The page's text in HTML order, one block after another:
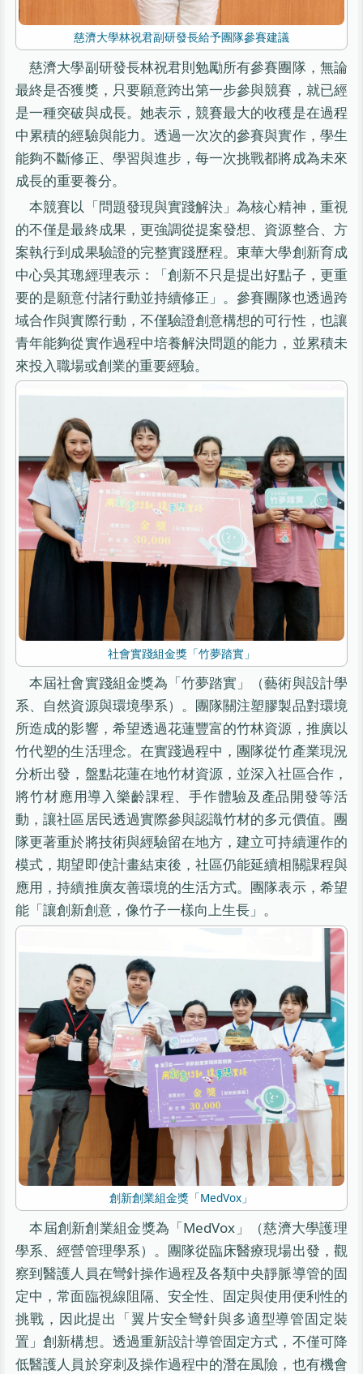
慈濟大學林祝君副研發長給予團隊參賽建議
慈濟大學副研發長林祝君則勉勵所有參賽團隊，無論
最終是否獲獎，只要願意跨出第一步參與競賽，就已經
是一種突破與成長。她表示，競賽最大的收穫是在過程
中累積的經驗與能力。透過一次次的參賽與實作，學生
能夠不斷修正、學習與進步，每一次挑戰都將成為未來
成長的重要養分。
本競賽以「問題發現與實踐解決」為核心精神，重視
的不僅是最終成果，更強調從提案發想、資源整合、方
案執行到成果驗證的完整實踐歷程。東華大學創新育成
中心吳其璁經理表示：「創新不只是提出好點子，更重
要的是願意付諸行動並持續修正」。參賽團隊也透過跨
域合作與實際行動，不僅驗證創意構想的可行性，也讓
青年能夠從實作過程中培養解決問題的能力，並累積未
來投入職場或創業的重要經驗。
社會實踐組金獎「竹夢踏實」
本屆社會實踐組金獎為「竹夢踏實」（藝術與設計學
系、自然資源與環境學系）。團隊關注塑膠製品對環境
所造成的影響，希望透過花蓮豐富的竹林資源，推廣以
竹代塑的生活理念。在實踐過程中，團隊從竹產業現況
分析出發，盤點花蓮在地竹材資源，並深入社區合作，
將竹材應用導入樂齡課程、手作體驗及產品開發等活
動，讓社區居民透過實際參與認識竹材的多元價值。團
隊更著重於將技術與經驗留在地方，建立可持續運作的
模式，期望即使計畫結束後，社區仍能延續相關課程與
應用，持續推廣友善環境的生活方式。團隊表示，希望
能「讓創新創意，像竹子一樣向上生長」。
創新創業組金獎「MedVox」
本屆創新創業組金獎為「MedVox」（慈濟大學護理
學系、經營管理學系）。團隊從臨床醫療現場出發，觀
察到醫護人員在彎針操作過程及各類中央靜脈導管的固
定中，常面臨視線阻隔、安全性、固定與使用便利性的
挑戰，因此提出「翼片安全彎針與多適型導管固定裝
置」創新構想。透過重新設計導管固定方式，不僅可降
低醫護人員於穿刺及操作過程中的潛在風險，也有機會